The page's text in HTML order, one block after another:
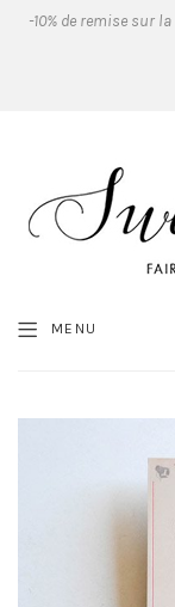
-10% de remise sur la
MENU